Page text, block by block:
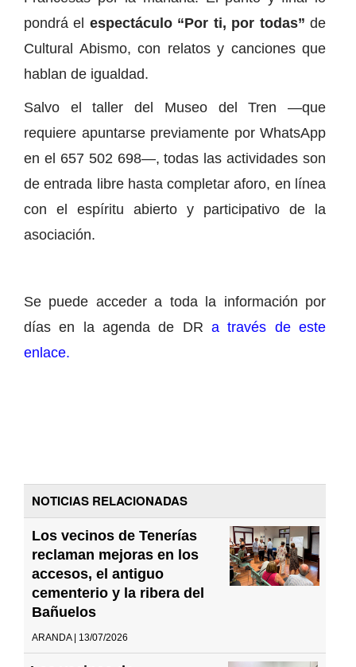
pondrá el espectáculo “Por ti, por todas” de
Cultural Abismo, con relatos y canciones que
hablan de igualdad.
Salvo el taller del Museo del Tren —que
requiere apuntarse previamente por WhatsApp
en el 657 502 698—, todas las actividades son
de entrada libre hasta completar aforo, en línea
con el espíritu abierto y participativo de la
asociación.
Se puede acceder a toda la información por
días en la agenda de DR a través de este
enlace.
NOTICIAS RELACIONADAS
Los vecinos de Tenerías
reclaman mejoras en los
accesos, el antiguo
cementerio y la ribera del
Bañuelos
ARANDA | 13/07/2026